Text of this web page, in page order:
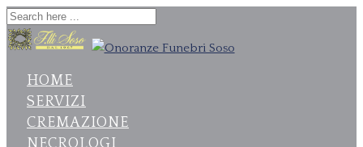
HOME
SERVIZI
CREMAZIONE
NECROLOGI